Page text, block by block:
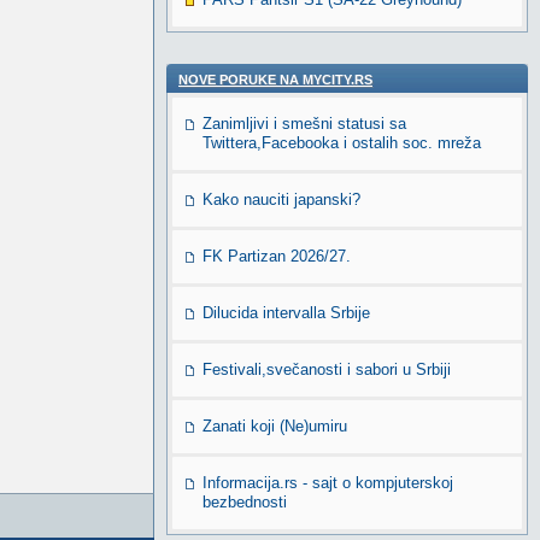
NOVE PORUKE NA MYCITY.RS
Zanimljivi i smešni statusi sa
Twittera,Facebooka i ostalih soc. mreža
Kako nauciti japanski?
FK Partizan 2026/27.
Dilucida intervalla Srbije
Festivali,svečanosti i sabori u Srbiji
Zanati koji (Ne)umiru
Informacija.rs - sajt o kompjuterskoj
bezbednosti